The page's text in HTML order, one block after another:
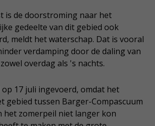
is de doorstroming naar het
gedeelte van dit gebied ook
meldt het waterschap. Dat is vooral
verdamping door de daling van
overdag als 's nachts.
17 juli ingevoerd, omdat het
gebied tussen Barger-Compascuum
het zomerpeil niet langer kon